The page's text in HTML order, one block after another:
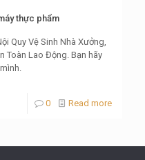
thực phẩm
Quy Vệ Sinh Nhà Xưởng,
Toàn Lao Động. Bạn hãy
0 Read more